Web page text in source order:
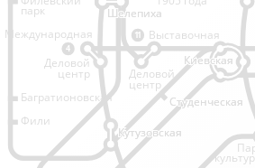
4
11
Деловой
центр
Шелепиха
Шелепиха
парк
Багратионовская
Фили
Международная Выставочная
Деловой
центр
Киевская
Киевская
Студенческая
Студенческая
Кутузовская
Кутузовская